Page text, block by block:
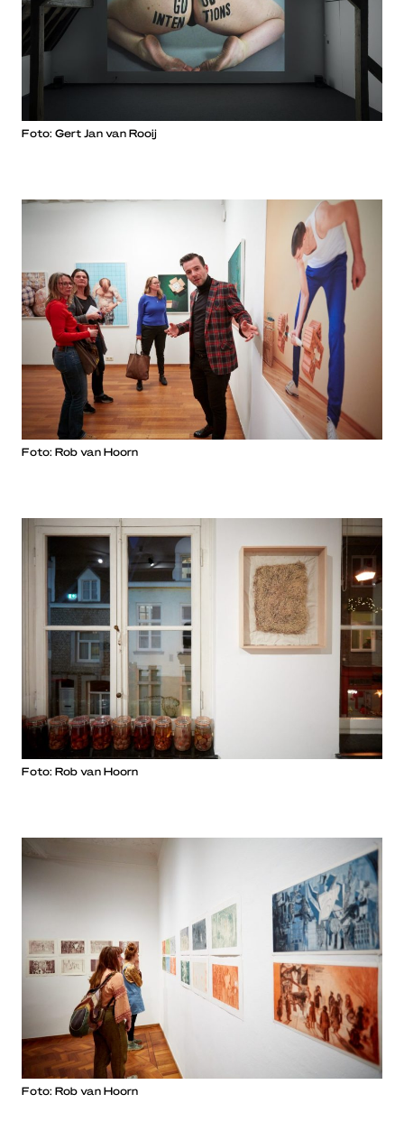
Foto: Gert Jan van Rooij
Foto: Rob van Hoorn
Foto: Rob van Hoorn
Foto: Rob van Hoorn